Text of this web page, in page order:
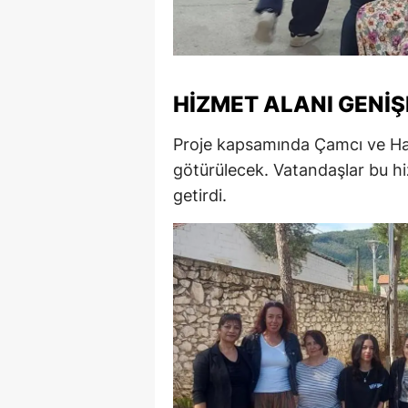
HIZMET ALANI
Proje kapsamında Çamcı ve
götürülecek. Vatandaşlar bu
getirdi.